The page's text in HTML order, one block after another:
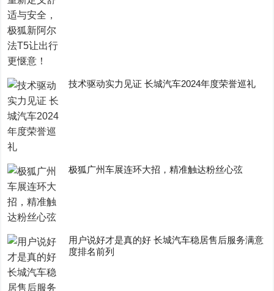
技术驱动实力见证 长城汽车2024年度荣誉巡礼
极狐广州车展连环大招，精准触达粉丝心弦
用户说好才是真的好 长城汽车稳居售后服务满意
度排名前列